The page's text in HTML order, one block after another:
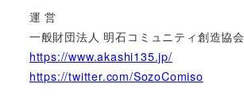
ジ
送
り
運 営
一般財団法人 明石コミュニティ創造協会
https://www.akashi135.jp/
https://twitter.com/SozoComiso